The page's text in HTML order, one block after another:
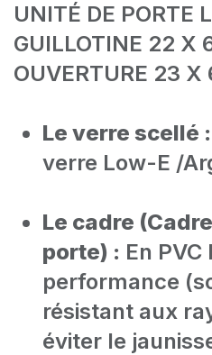
UNITÉ DE PORTE
GUILLOTINE 22 X
OUVERTURE 23 X
Le verre scellé :
verre Low-E /
Le cadre
porte) : En PVC
performance
résistant aux
éviter le